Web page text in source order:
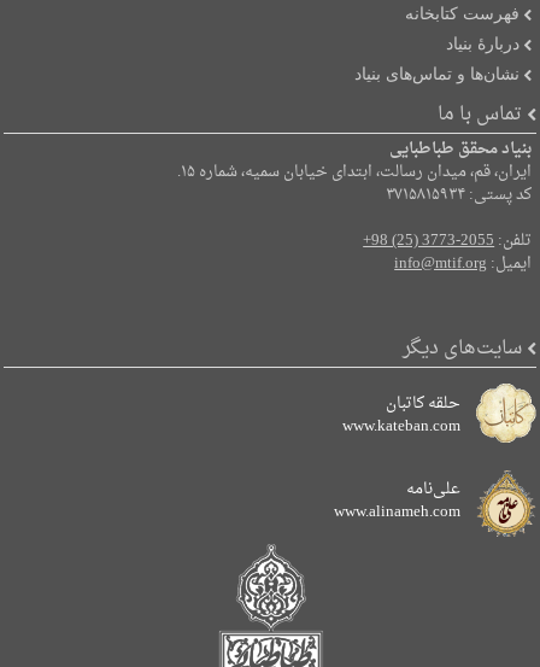
فهرست کتابخانه
دربارۀ بنیاد
نشان‌ها و تماس‌های بنیاد
تماس با ما
بنیاد محقق طباطبایی
ایران، قم، میدان رسالت، ابتدای خیابان سمیه، شماره ۱۵.
کد پستی: ۳۷۱۵۸۱۵۹۳۴
تلفن:+98 (25) 3773-2055
ایمیل:info@mtif.org
سایت‌های دیگر
حلقه کاتبان
www.kateban.com
علی‌نامه
www.alinameh.com